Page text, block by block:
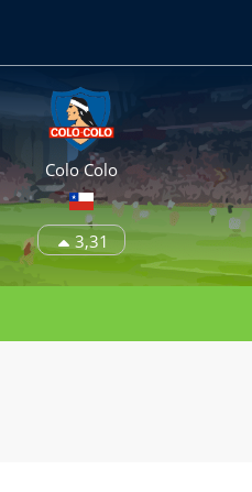
Colo Colo
3,31